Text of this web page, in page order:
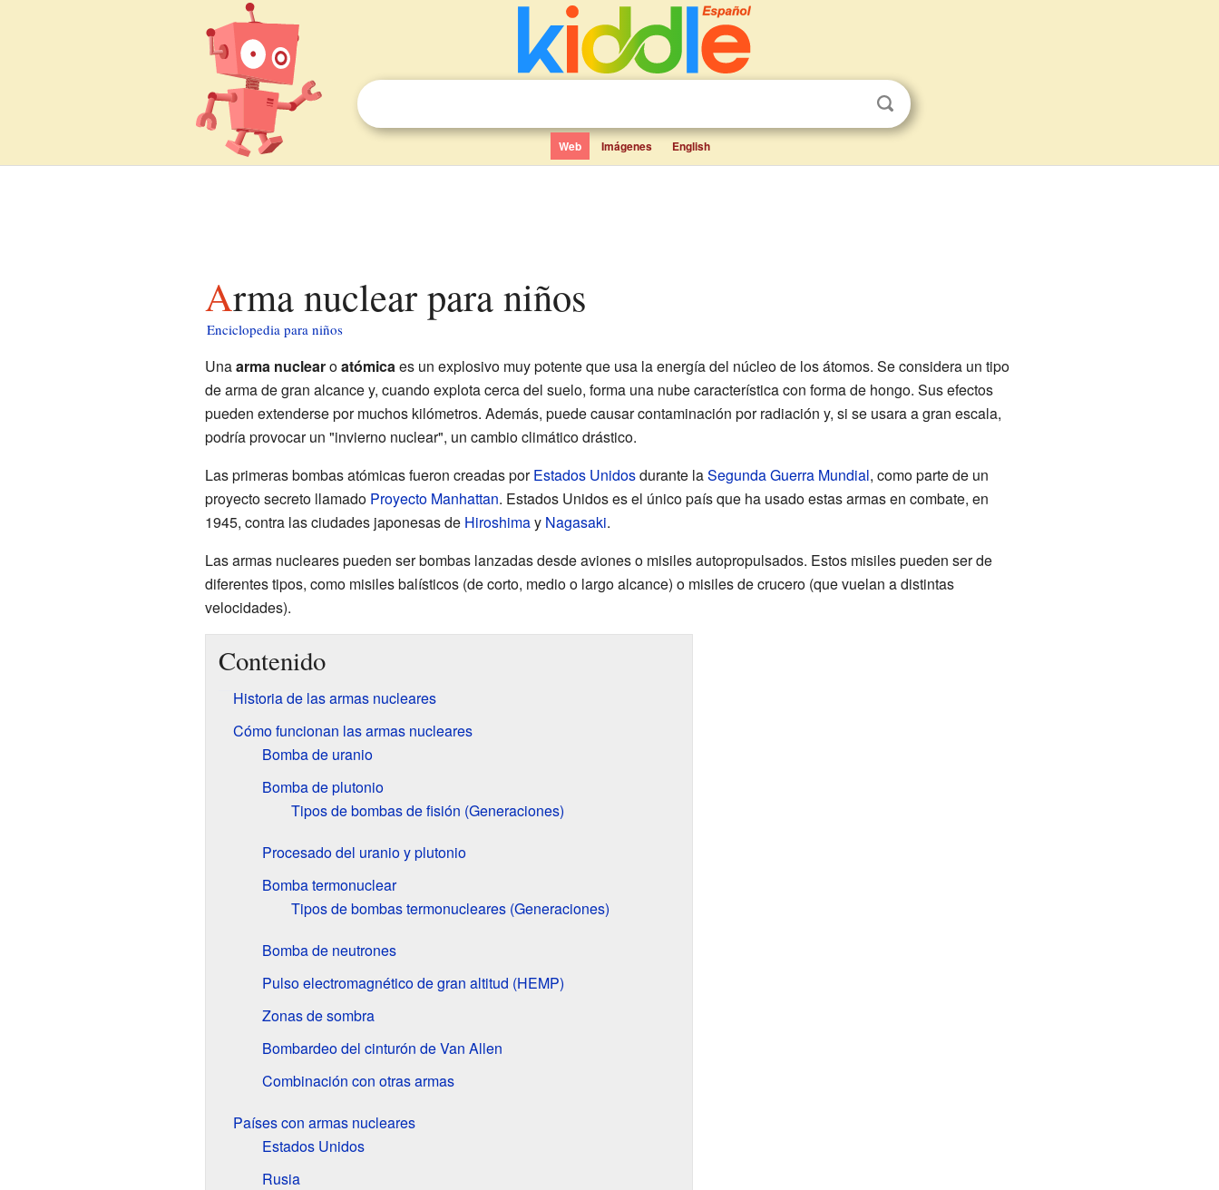
Web Imágenes English
Arma nuclear para niños
Enciclopedia para niños
Unaarma nuclearoatómicaes un explosivo muy potente que usa la energía del núcleo de los átomos. Se considera un tipo
de arma de gran alcance y, cuando explota cerca del suelo, forma una nube característica con forma de hongo. Sus efectos
pueden extenderse por muchos kilómetros. Además, puede causar contaminación por radiación y, si se usara a gran escala,
podría provocar un "invierno nuclear", un cambio climático drástico.
Las primeras bombas atómicas fueron creadas porEstados Unidosdurante laSegunda Guerra Mundial, como parte de un
proyecto secreto llamado Proyecto Manhattan. Estados Unidos es el único país que ha usado estas armas en combate, en
1945, contra las ciudades japonesas de Hiroshimay Nagasaki.
Las armas nucleares pueden ser bombas lanzadas desde aviones o misiles autopropulsados. Estos misiles pueden ser de
diferentes tipos, como misiles balísticos (de corto, medio o largo alcance) o misiles de crucero (que vuelan a distintas
velocidades).
Contenido
Historia de las armas nucleares
Cómo funcionan las armas nucleares
Bomba de uranio
Bomba de plutonio
Tipos de bombas de fisión (Generaciones)
Procesado del uranio y plutonio
Bomba termonuclear
Tipos de bombas termonucleares (Generaciones)
Bomba de neutrones
Pulso electromagnético de gran altitud (HEMP)
Zonas de sombra
Bombardeo del cinturón de Van Allen
Combinación con otras armas
Países con armas nucleares
Estados Unidos
Rusia